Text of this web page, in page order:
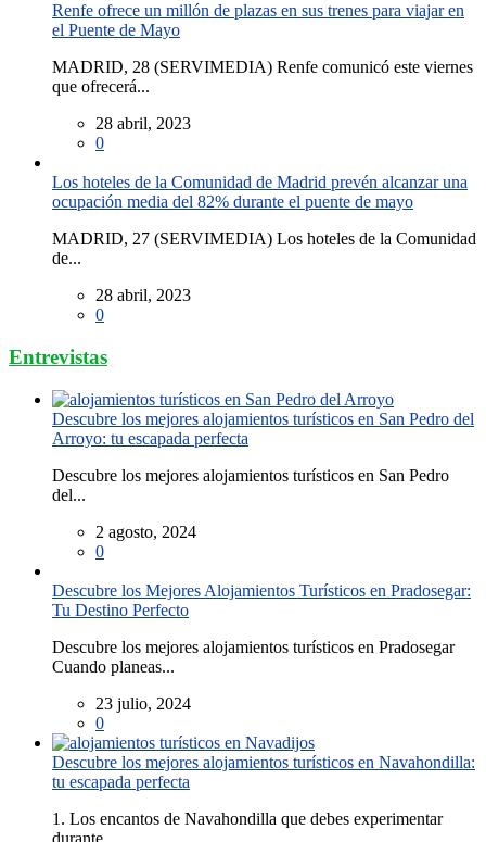
Renfe ofrece un millón de plazas en sus trenes para viajar en
el Puente de Mayo
MADRID, 28 (SERVIMEDIA) Renfe comunicó este viernes
que ofrecerá...
28 abril, 2023
0
Los hoteles de la Comunidad de Madrid prevén alcanzar una
ocupación media del 82% durante el puente de mayo
MADRID, 27 (SERVIMEDIA) Los hoteles de la Comunidad
de...
28 abril, 2023
0
Entrevistas
Descubre los mejores alojamientos turísticos en San Pedro del
Arroyo: tu escapada perfecta
Descubre los mejores alojamientos turísticos en San Pedro
del...
2 agosto, 2024
0
Descubre los Mejores Alojamientos Turísticos en Pradosegar:
Tu Destino Perfecto
Descubre los mejores alojamientos turísticos en Pradosegar
Cuando planeas...
23 julio, 2024
0
Descubre los mejores alojamientos turísticos en Navahondilla:
tu escapada perfecta
1. Los encantos de Navahondilla que debes experimentar
durante...